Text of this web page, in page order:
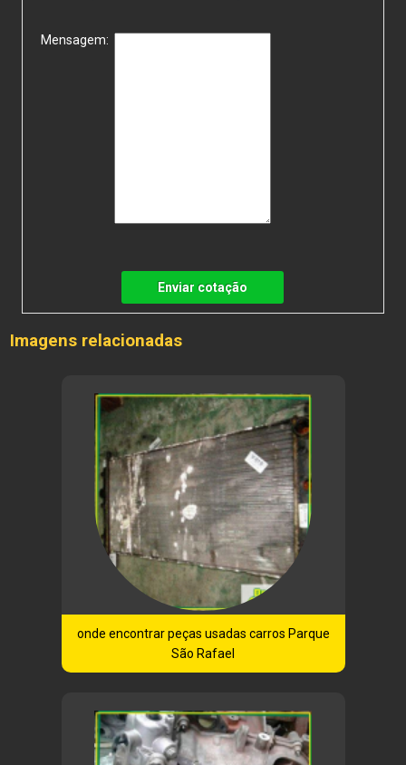
Mensagem:
Enviar cotação
Imagens relacionadas
onde encontrar peças usadas carros Parque
São Rafael